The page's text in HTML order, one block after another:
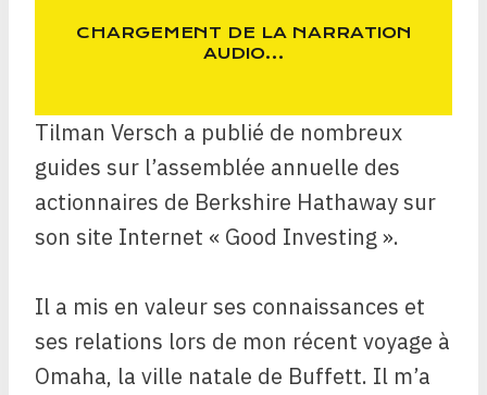
CHARGEMENT DE LA NARRATION
AUDIO…
Tilman Versch a publié de nombreux
guides sur l’assemblée annuelle des
actionnaires de Berkshire Hathaway sur
son site Internet « Good Investing ».
Il a mis en valeur ses connaissances et
ses relations lors de mon récent voyage à
Omaha, la ville natale de Buffett. Il m’a